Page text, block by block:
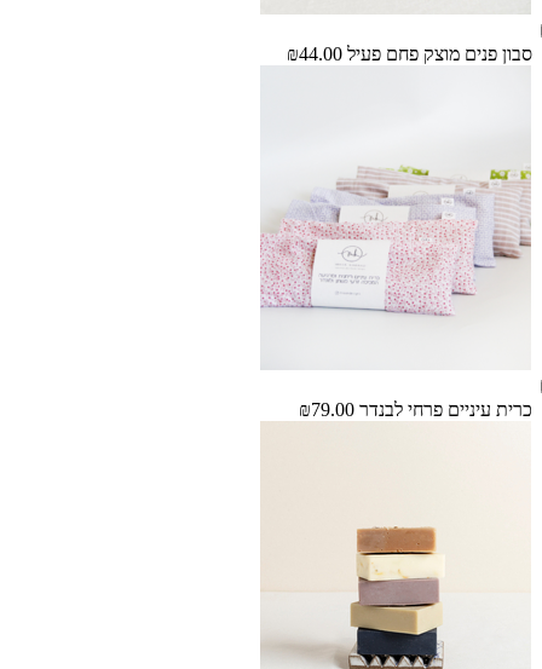
סבון פנים מוצק פחם פעיל ₪44.00
כרית עיניים פרחי לבנדר ₪79.00